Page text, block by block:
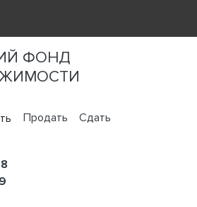
ФОНД
Продать
Сдать